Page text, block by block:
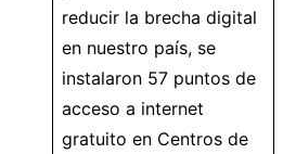
reducir la brecha digital
en nuestro país, se
instalaron 57 puntos de
acceso a internet
gratuito en Centros de